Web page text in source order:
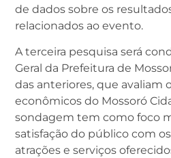
de dados sobre os
relacionados ao evento.
A terceira pesquisa será
Geral da Prefeitura de
das anteriores, que avaliam
econômicos do Mossoró
sondagem tem como foco
satisfação do público com
atrações e serviços